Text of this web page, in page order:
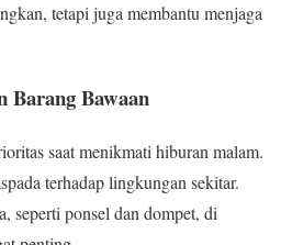
tetapi juga membantu menjaga
Barang Bawaan
saat menikmati hiburan malam.
terhadap lingkungan sekitar.
seperti ponsel dan dompet, di